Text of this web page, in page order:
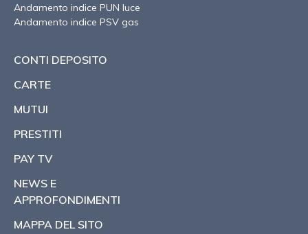
Andamento indice PUN luce
Andamento indice PSV gas
CONTI DEPOSITO
CARTE
MUTUI
PRESTITI
PAY TV
NEWS E
APPROFONDIMENTI
MAPPA DEL SITO